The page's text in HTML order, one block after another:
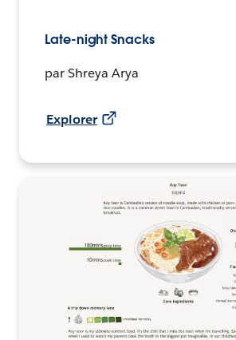
Late-night Snacks
par Shreya Arya
Explorer